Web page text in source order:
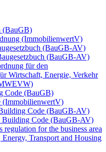
(BauGB)
(ImmobilienwertV)
(BauGB-AV)
(BauGB-AV)
für den
Wirtschaft, Energie, Verkehr
Code (BauGB)
(ImmobilienwertV)
Code (BauGB-AV)
Building Code (BauGB-AV)
for the business area
Transport and Housing